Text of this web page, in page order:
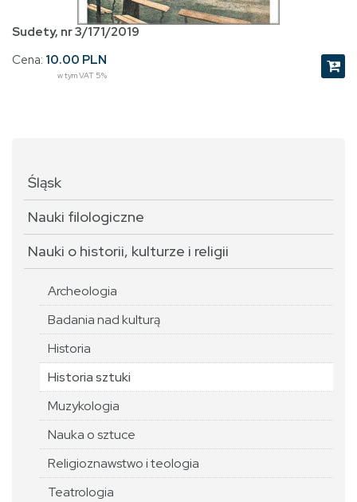
Sudety, nr 3/171/2019
Cena: 10.00 PLN
w tym VAT 5%
Śląsk
Nauki filologiczne
Nauki o historii, kulturze i religii
Archeologia
Badania nad kulturą
Historia
Historia sztuki
Muzykologia
Nauka o sztuce
Religioznawstwo i teologia
Teatrologia